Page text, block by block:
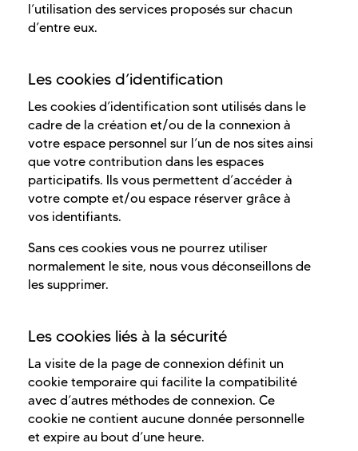
l’utilisation des services proposés sur chacun
d’entre eux.
Les cookies d’identification
Les cookies d’identification sont utilisés dans le
cadre de la création et/ou de la connexion à
votre espace personnel sur l’un de nos sites ainsi
que votre contribution dans les espaces
participatifs. Ils vous permettent d’accéder à
votre compte et/ou espace réserver grâce à
vos identifiants.
Sans ces cookies vous ne pourrez utiliser
normalement le site, nous vous déconseillons de
les supprimer.
Les cookies liés à la sécurité
La visite de la page de connexion définit un
cookie temporaire qui facilite la compatibilité
avec d’autres méthodes de connexion. Ce
cookie ne contient aucune donnée personnelle
et expire au bout d’une heure.